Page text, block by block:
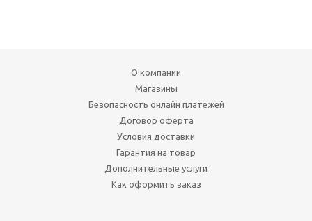
О компании
Магазины
Безопасность онлайн платежей
Договор оферта
Условия доставки
Гарантия на товар
Дополнительные услуги
Как оформить заказ